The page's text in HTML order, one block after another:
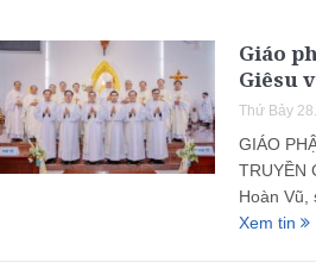
Giáo
Giêsu
Thứ Bảy
GIÁO
TRUYỀN
Hoàn Vũ,
Xem tin